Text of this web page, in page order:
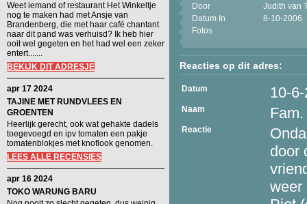
Weet iemand of restaurant Het Winkeltje
nog te maken had met Ansje van
Brandenberg, die met haar café chantant
naar dit pand was verhuisd? Ik heb hier
ooit wel gegeten en het had wel een zeker
entert.......
BEKIJK DIT ADRESJE
apr 17 2024
TAJINE MET RUNDVLEES EN
GROENTEN
Heerlijk gerecht, ook wat gehakte dadels
toegevoegd en ipv tomaten een pakje
tomatenblokjes met knoflook genomen.
LEES ALLE RECENSIES
apr 16 2024
TOKO WARUNG BARU
Door
Judith van
Datum In
8-10-2006
Fotos
Reacties op dit adres:
Datum 10-
Naam
Reactie
door
weer